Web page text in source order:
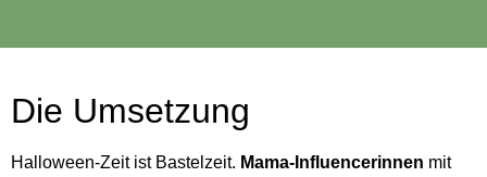
Die Umsetzung
Halloween-Zeit ist Bastelzeit. Mama-Influencerinnen mit